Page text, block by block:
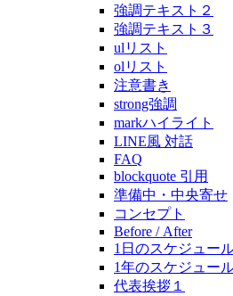
強調テキスト２
強調テキスト３
ulリスト
olリスト
注意書き
strong強調
markハイライト
LINE風 対話
FAQ
blockquote 引用
準備中・中央寄せ
コンセプト
Before / After
1日のスケジュー
1年のスケジュー
代表挨拶１